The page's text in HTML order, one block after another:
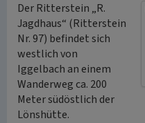
Der Ritterstein „R.
Jagdhaus“ (Ritterstein
Nr. 97) befindet sich
westlich von
Iggelbach an einem
Wanderweg ca. 200
Meter südöstlich der
Lönshütte.